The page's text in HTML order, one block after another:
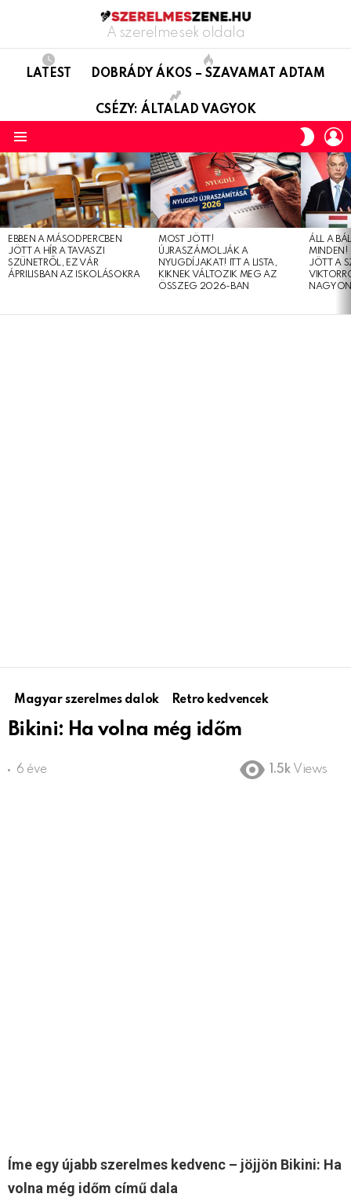
A szerelmesek oldala
LATEST DOBRÁDY ÁKOS – SZAVAMAT ADTAM
CSÉZY: ÁLTALAD VAGYOK
SKIN
LATEST
STORIES
EBBEN A MÁSODPERCBEN
JÖTT A HÍR A TAVASZI
SZÜNETRŐL, EZ VÁR
ÁPRILISBAN AZ ISKOLÁSOKRA
MOST JÖTT!
ÚJRASZÁMOLJÁK A
NYUGDÍJAKAT! ITT A LISTA,
KIKNEK VÁLTOZIK MEG AZ
ÖSSZEG 2026-BAN
ÁLL A
MINDEN!
JÖTT A
Magyar szerelmes dalok Retro kedvencek
Bikini: Ha volna még időm
6 éve 1.5k Views
Íme egy újabb szerelmes kedvenc – jöjjön Bikini: Ha
volna még időm című dala